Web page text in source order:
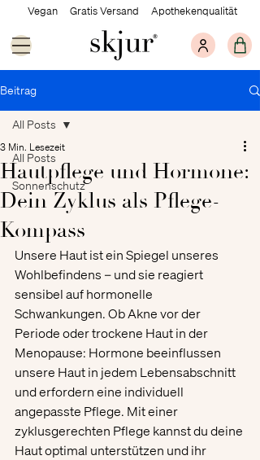
Vegan Gratis Versand Apothekenqualität
Beitrag
All Posts
Sonnenschutz
All Posts
Hautpflege und Hormone:
Dein Zyklus als Pflege-
Kompass
3 Min. Lesezeit
Unsere Haut ist ein Spiegel unseres
Wohlbefindens – und sie reagiert
sensibel auf hormonelle
Schwankungen. Ob Akne vor der
Periode oder trockene Haut in der
Menopause: Hormone beeinflussen
unsere Haut in jedem Lebensabschnitt
und erfordern eine individuell
angepasste Pflege. Mit einer
zyklusgerechten Pflege kannst du deine
Haut optimal unterstützen und ihr